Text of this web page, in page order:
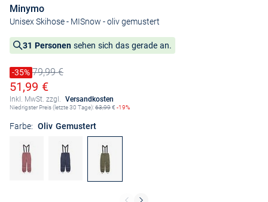
Minymo
Unisex Skihose - MISnow - oliv gemustert
31 Personen sehen sich das gerade an.
Preis reduziert um
-35%
Alter Preis79,99 €
Ermäßigter Preis
51,99 €
Inkl. MwSt. zzgl. Versandkosten
Niedrigster Preis (letzte 30 Tage):63,99€ -19%
Farbe: Oliv Gemustert